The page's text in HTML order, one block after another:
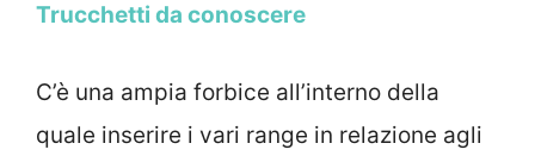
Trucchetti da conoscere
C’è una ampia forbice all’interno della
quale inserire i vari range in relazione agli